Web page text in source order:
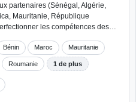
partenaires (Sénégal, Algérie,
Mauritanie, République
les compétences des…
Bénin Maroc Mauritanie
Roumanie 1 de plus